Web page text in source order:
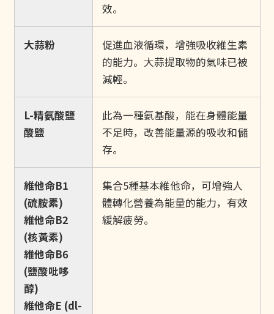
效。
大蒜粉
促進血液循環，增強吸收維生素
的能力。大蒜提取物的氣味已被
減輕。
L-精氨酸鹽
酸鹽
此為一種氨基酸，能在身體能量
不足時，改善能量源的吸收和儲
存。
維他命B1
(硫胺素)
維他命B2
(核黃素)
維他命B6
(鹽酸吡哆
醇)
維他命E (dl-
集合5種基本維他命，可增強人
體轉化營養為能量的能力，有效
緩解疲勞。